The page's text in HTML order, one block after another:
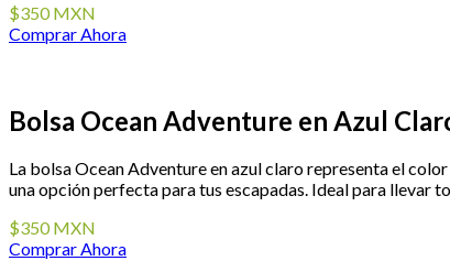
$350 MXN
Comprar Ahora
Bolsa Ocean Adventure en Azul
La bolsa Ocean Adventure en azul claro representa el
una opción perfecta para tus escapadas. Ideal para llevar
$350 MXN
Comprar Ahora